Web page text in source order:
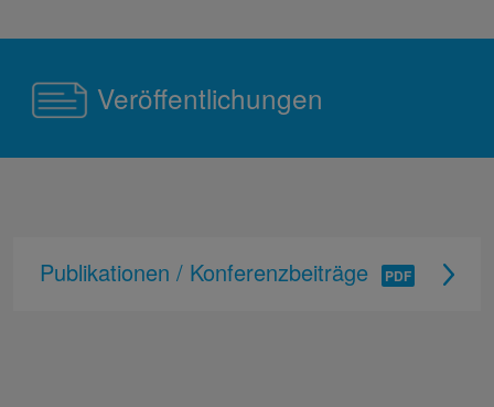
Veröffentlichungen
Publikationen / Konferenzbeiträge